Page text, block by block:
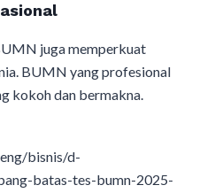
juga memperkuat
BUMN yang profesional
kokoh dan bermakna.
bisnis/d-
batas-tes-bumn-2025-